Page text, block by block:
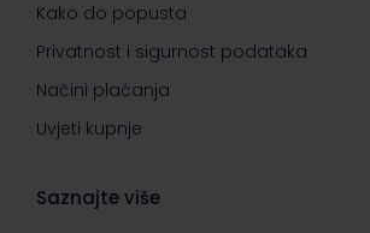
Kako do popusta
Privatnost i sigurnost podataka
Načini plaćanja
Uvjeti kupnje
Saznajte više